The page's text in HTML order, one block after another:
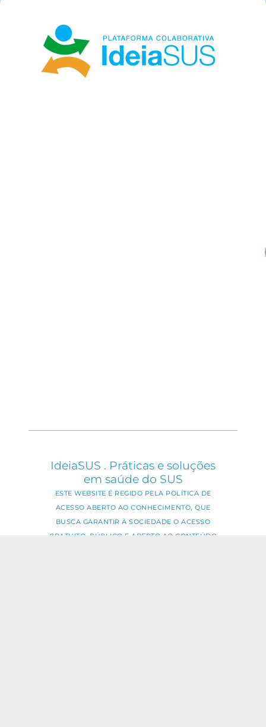
IdeiaSUS . Práticas e soluções
em saúde do SUS
ESTE WEBSITE É REGIDO PELA POLÍTICA DE
ACESSO ABERTO AO CONHECIMENTO, QUE
BUSCA GARANTIR À SOCIEDADE O ACESSO
GRATUITO, PÚBLICO E ABERTO AO CONTEÚDO